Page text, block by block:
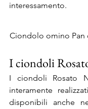
interessamento.
Ciondolo omino Pan
I ciondoli
I ciondoli Rosato
interamente
disponibili anche